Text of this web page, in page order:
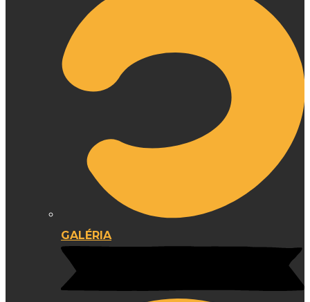
GALÉRIA